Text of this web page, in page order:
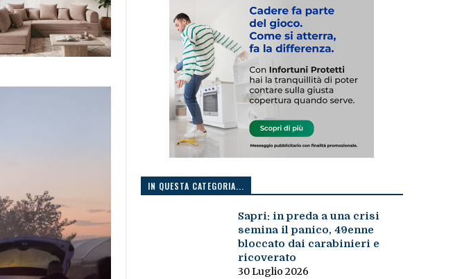
IN QUESTA CATEGORIA...
Sapri: in preda a una crisi
semina il panico, 49enne
bloccato dai carabinieri e
ricoverato
30 Luglio 2026